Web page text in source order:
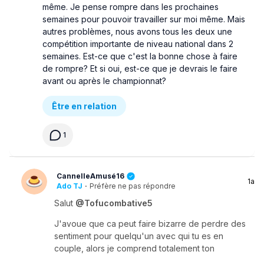
même. Je pense rompre dans les prochaines
semaines pour pouvoir travailler sur moi même. Mais
autres problèmes, nous avons tous les deux une
compétition importante de niveau national dans 2
semaines. Est-ce que c'est la bonne chose à faire
de rompre? Et si oui, est-ce que je devrais le faire
avant ou après le championnat?
Être en relation
1
CannelleAmusé16
Ado TJ · Préfère ne pas répondre
1a
Salut @Tofucombative5
J'avoue que ca peut faire bizarre de perdre des
sentiment pour quelqu'un avec qui tu es en
couple, alors je comprend totalement ton